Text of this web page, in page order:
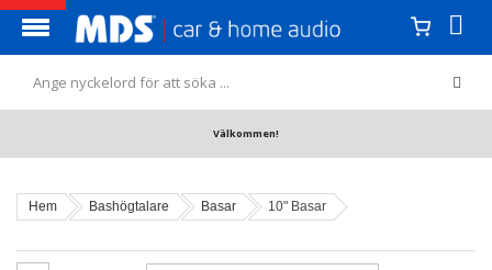
Välkommen!
Hem Bashögtalare Basar 10" Basar